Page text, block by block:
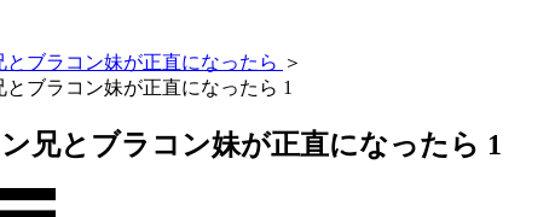
とブラコン妹が正直になったら ＞
とブラコン妹が正直になったら 1
ン兄とブラコン妹が正直になったら 1